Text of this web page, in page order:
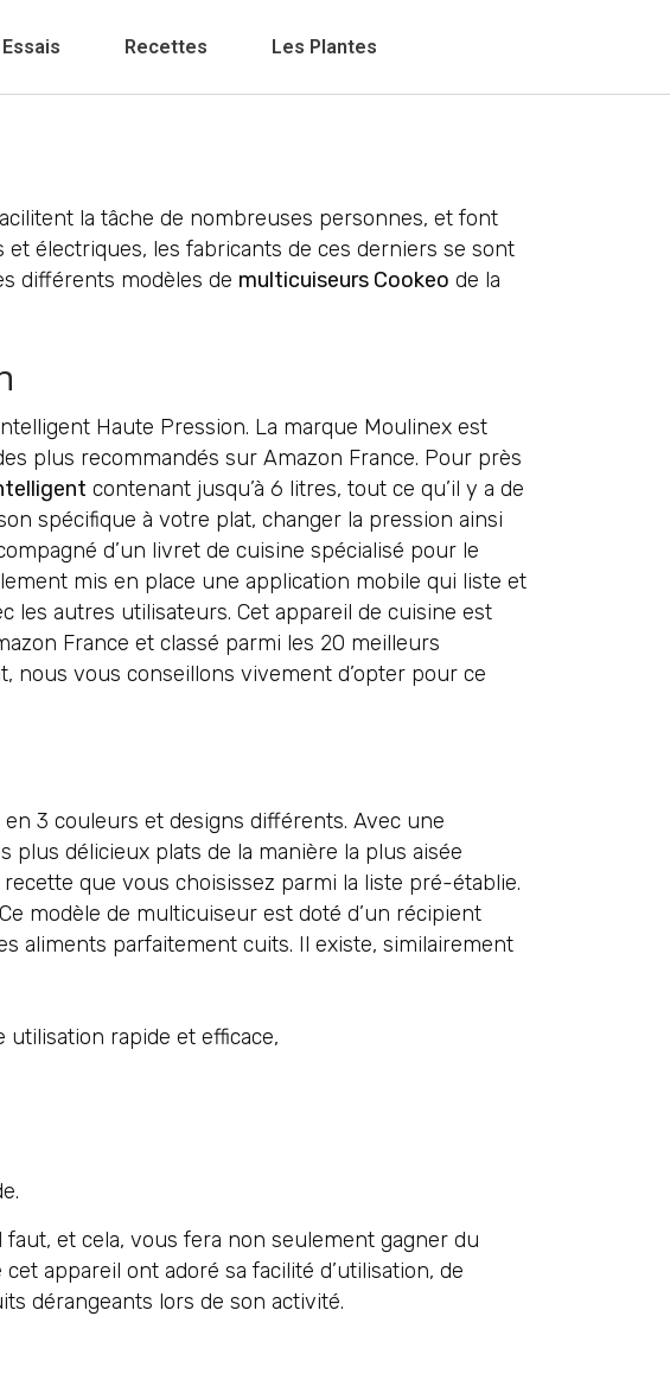
Essais Recettes Les Plantes
la tâche de nombreuses personnes, et font
électriques, les fabricants de ces derniers se sont
différents modèles de multicuiseurs Cookeo de la
Haute Pression. La marque Moulinex est
plus recommandés sur Amazon France. Pour près
contenant jusqu’à 6 litres, tout ce qu’il y a de
spécifique à votre plat, changer la pression ainsi
d’un livret de cuisine spécialisé pour le
mis en place une application mobile qui liste et
autres utilisateurs. Cet appareil de cuisine est
France et classé parmi les 20 meilleurs
nous vous conseillons vivement d’opter pour ce
3 couleurs et designs différents. Avec une
délicieux plats de la manière la plus aisée
que vous choisissez parmi la liste pré-établie.
modèle de multicuiseur est doté d’un récipient
aliments parfaitement cuits. Il existe, similairement
rapide et efficace,
et cela, vous fera non seulement gagner du
appareil ont adoré sa facilité d’utilisation, de
dérangeants lors de son activité.